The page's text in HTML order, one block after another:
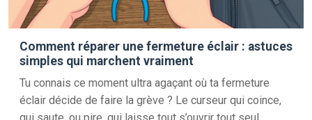
Comment réparer une fermeture éclair : astuces
simples qui marchent vraiment
Tu connais ce moment ultra agaçant où ta fermeture
éclair décide de faire la grève ? Le curseur qui coince,